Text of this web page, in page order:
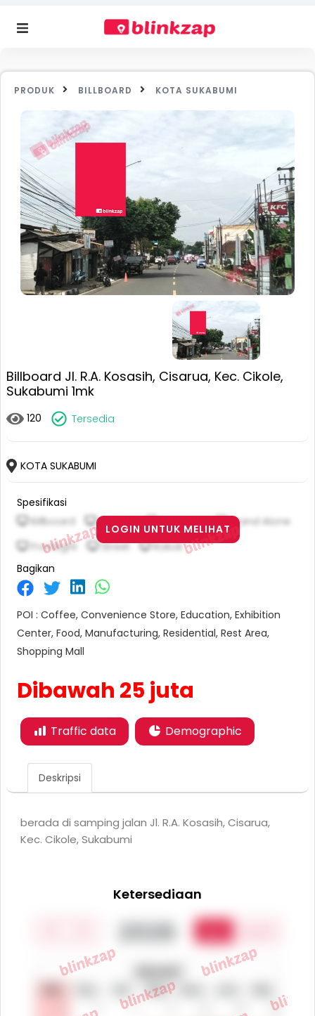
PRODUK BILLBOARD KOTA SUKABUMI
Billboard Jl. R.A. Kosasih, Cisarua, Kec. Cikole,
Sukabumi 1mk
120 Tersedia
KOTA SUKABUMI
Spesifikasi
Billboard
Vertical
Stand Alone
Frontlight
Street Rokok
LOGIN UNTUK MELIHAT
Bagikan
POI : Coffee, Convenience Store, Education, Exhibition
Center, Food, Manufacturing, Residential, Rest Area,
Shopping Mall
Dibawah 25 juta
Traffic data Demographic
Deskripsi
berada di samping jalan Jl. R.A. Kosasih, Cisarua,
Kec. Cikole, Sukabumi
Ketersediaan